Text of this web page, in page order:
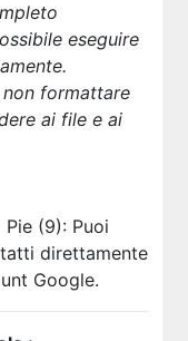
eseguire
non formattare
ai file e ai
(9): Puoi
direttamente
Google.